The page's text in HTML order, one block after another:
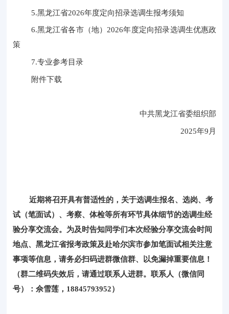
5.黑龙江省2026年度定向招录选调生报考须知
6.黑龙江省各市（地）2026年度定向招录选调生优惠政
策
7.专业参考目录
附件下载
中共黑龙江省委组织部
2025年9月
近期将召开具有普适性的，关于选调生报名、选岗、考
试（笔面试）、考察、体检等所有环节具体细节的选调生经
验分享交流会。 为及时告知同学们本次经验分享交流会时间
地点、黑龙江省报考政策及赴哈尔滨市参加笔面试相关注意
事项等信息，请务必扫码进群微信群、以免漏掉重要信息！
（群二维码失效后，请通过联系人进群。联系人（微信同
号）：佘雪莲， 18845793952）